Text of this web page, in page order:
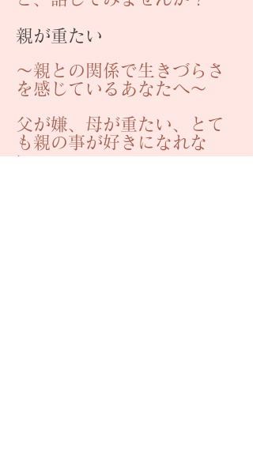
親が重たい
～親との関係で生きづらさ
を感じているあなたへ～
父が嫌、母が重たい、とて
も親の事が好きになれな
い、